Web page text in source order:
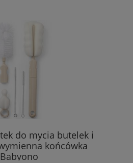
do mycia butelek i
końcówka
Babyono